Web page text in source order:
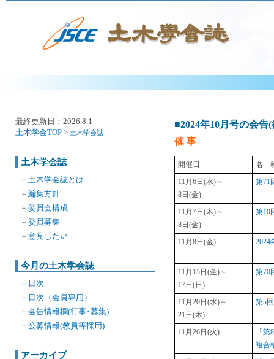
最終更新日：2026.8.1
土木学会TOP > 土木学会誌
土木学会誌
＋ 土木学会誌とは
＋ 編集方針
＋ 委員会構成
＋ 委員募集
＋ 意見したい
今月の土木学会誌
＋ 目次
＋ 目次（会員専用）
＋ 会告情報欄(行事･募集)
＋ 公募情報(教員等採用)
アーカイブ
■2024年10月号の会告
催 事
開催日 名
11月6日(水)～
8日(金)
第71
11月7日(木)～
8日(金)
第10
11月8日(金) 2024
11月15日(金)～
17日(日)
第70
11月20日(水)～
21日(木)
第5
11月26日(火)
「
複合